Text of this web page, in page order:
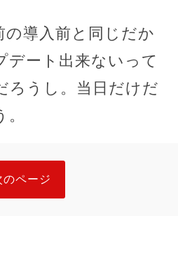
の導入前と同じだか
デート出来ないって
ろうし。当日だけだ
のページ